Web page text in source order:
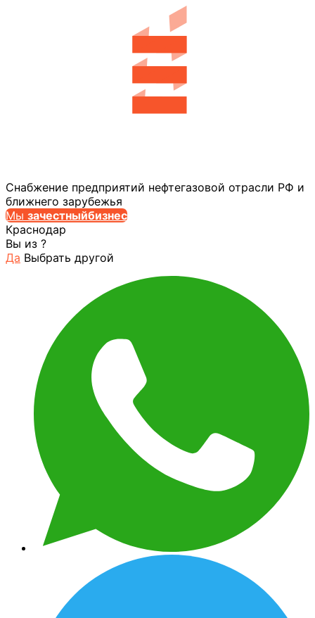
Снабжение предприятий нефтегазовой отрасли РФ и
ближнего зарубежья
Мы зачестныйбизнес
Краснодар
Вы из ?
Да Выбрать другой